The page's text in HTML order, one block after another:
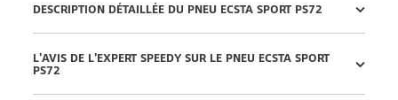
DESCRIPTION DÉTAILLÉE DU PNEU ECSTA SPORT PS72
L'AVIS DE L'EXPERT SPEEDY SUR LE PNEU ECSTA SPORT
PS72